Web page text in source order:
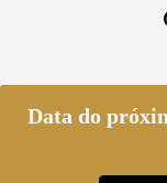
Data do